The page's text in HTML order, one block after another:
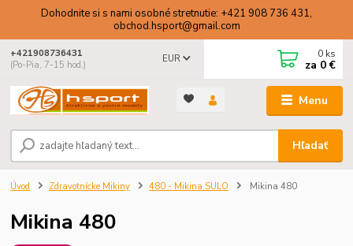
Dohodnite si s nami osobné stretnutie: +421 908 736 431,
obchod.hsport@gmail.com
Menu
EUR
Hľadať
+421908736431
(Po-Pia, 7-15 hod.)
0 ks
za 0 €
Úvod Zdravotnícke Mikiny 480 - Mikina SULO Mikina 480
Mikina 480